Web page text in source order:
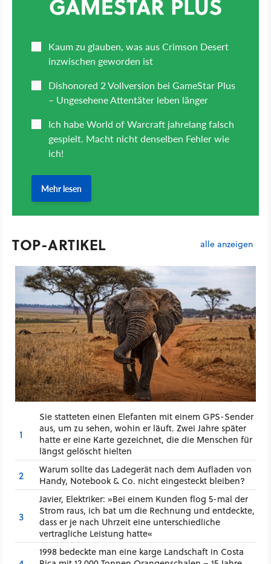
TOP-ARTIKEL alle anzeigen
1
Sie statteten einen Elefanten mit einem GPS-Sender
aus, um zu sehen, wohin er läuft. Zwei Jahre später
hatte er eine Karte gezeichnet, die die Menschen für
längst gelöscht hielten
2
Warum sollte das Ladegerät nach dem Aufladen von
Handy, Notebook & Co. nicht eingesteckt bleiben?
3
Javier, Elektriker: »Bei einem Kunden flog 5-mal der
Strom raus, ich bat um die Rechnung und entdeckte,
dass er je nach Uhrzeit eine unterschiedliche
vertragliche Leistung hatte«
1998 bedeckte man eine karge Landschaft in Costa